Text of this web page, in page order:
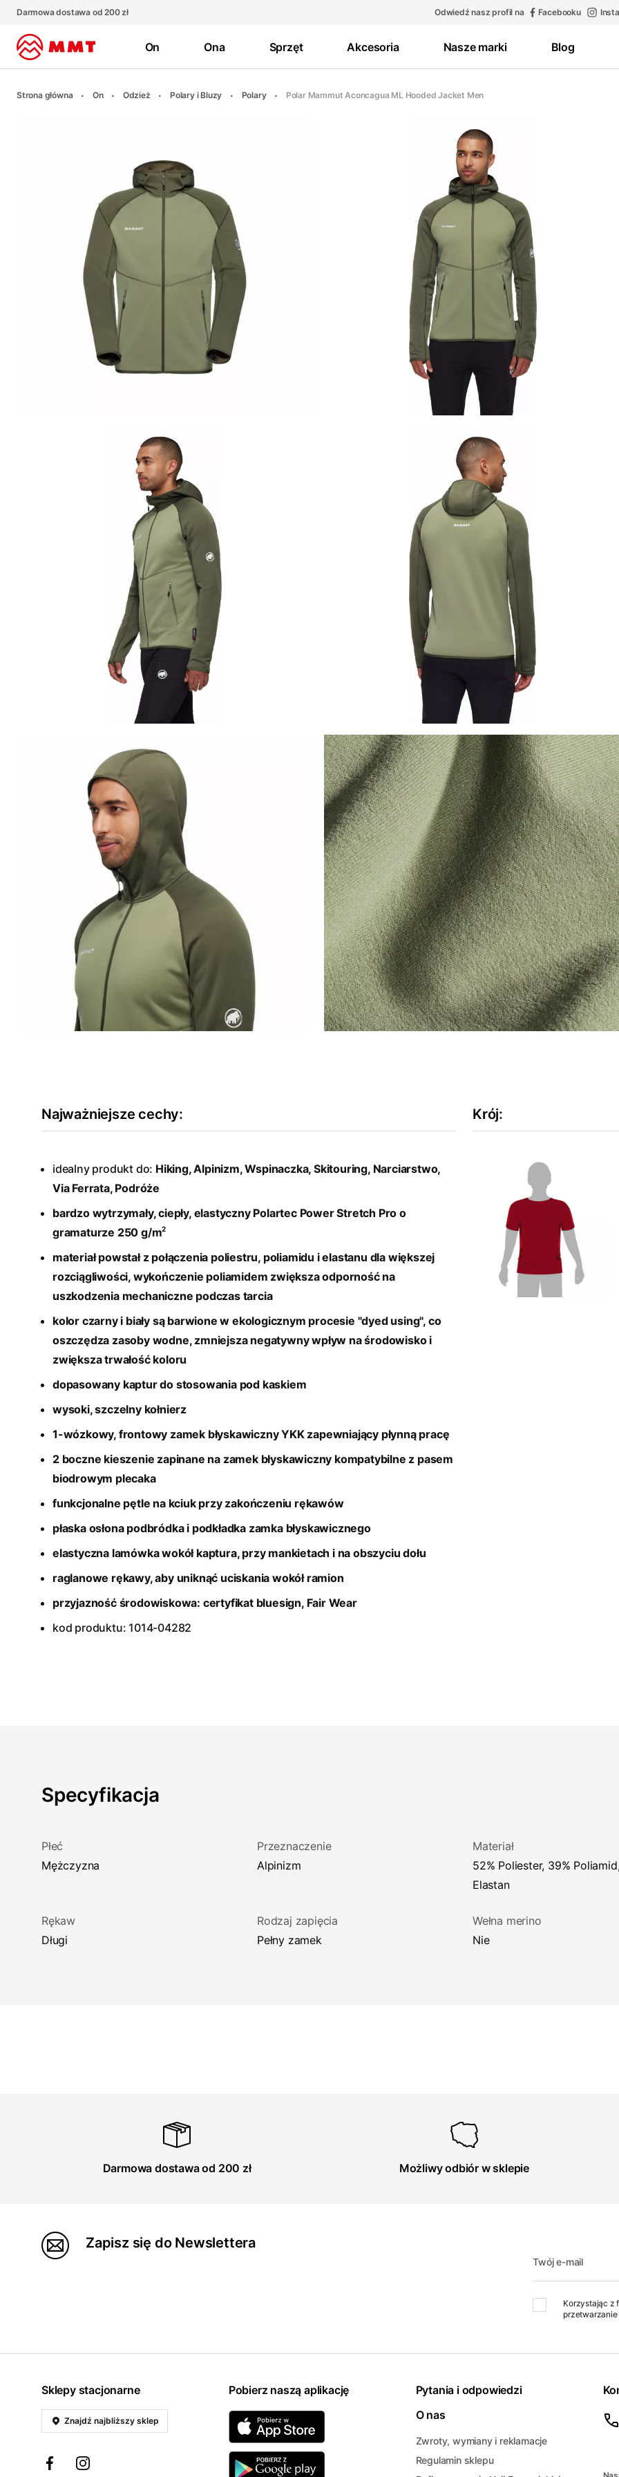
Darmowa dostawa od 200 zł Odwiedź nasz profil na Facebooku
On Ona Sprzęt Akcesoria Nasze marki Blog
Strona główna On Odzież Polary i Bluzy Polary Polar Mammut Aconcagua ML Hooded Jacket Men
Najważniejsze cechy:
idealny produkt do: Hiking, Alpinizm, Wspinaczka, Skitouring, Narciarstwo,
Via Ferrata, Podróże
bardzo wytrzymały, ciepły, elastyczny PolartecPower Stretch Pro o
gramaturze 250 g/m2
materiał powstał z połączenia poliestru, poliamidu i elastanu dla większej
rozciągliwości, wykończenie poliamidem zwiększa odporność na
uszkodzenia mechaniczne podczas tarcia
kolor czarny i biały są barwione w ekologicznym procesie "dyed using", co
oszczędza zasoby wodne, zmniejsza negatywny wpływ na środowisko i
zwiększa trwałość koloru
dopasowany kaptur do stosowania pod kaskiem
wysoki, szczelny kołnierz
1-wózkowy, frontowy zamek błyskawiczny YKK zapewniający płynną pracę
2 boczne kieszenie zapinane na zamek błyskawiczny kompatybilne z pasem
biodrowym plecaka
funkcjonalne pętle na kciuk przy zakończeniu rękawów
płaska osłona podbródka i podkładka zamka błyskawicznego
elastyczna lamówka wokół kaptura, przy mankietach i na obszyciu dołu
raglanowe rękawy, aby uniknąć uciskania wokół ramion
przyjazność środowiskowa: certyfikat bluesign, Fair Wear
kod produktu: 1014-04282
Krój:
Specyfikacja
Płeć
Mężczyzna
Przeznaczenie
Alpinizm
Materiał
52% Poliester, 39% Poliamid, 9%
Elastan
Rękaw
Długi
Rodzaj zapięcia
Pełny zamek
Wełna merino
Nie
Darmowa dostawa od 200 zł Możliwy odbiór w sklepie
Zapisz się do Newslettera
Twój e-mail
Korzystając z
Sklepy stacjonarne
Znajdź najbliższy sklep
Pobierz naszą aplikację
Pytania i odpowiedzi
O nas
Zwroty, wymiany i reklamacje
Regulamin sklepu